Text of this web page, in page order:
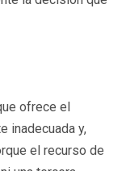
ofrece el
inadecuada y,
el recurso de